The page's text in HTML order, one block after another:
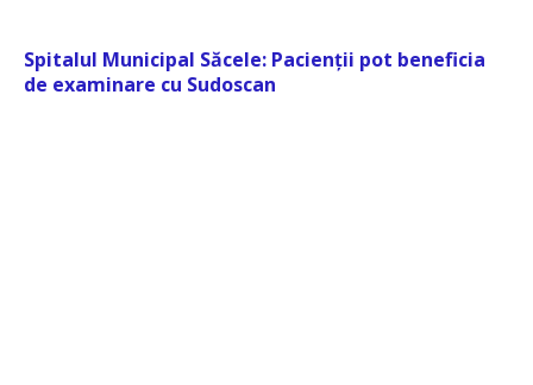
Spitalul Municipal Săcele: Pacienții pot beneficia
de examinare cu Sudoscan